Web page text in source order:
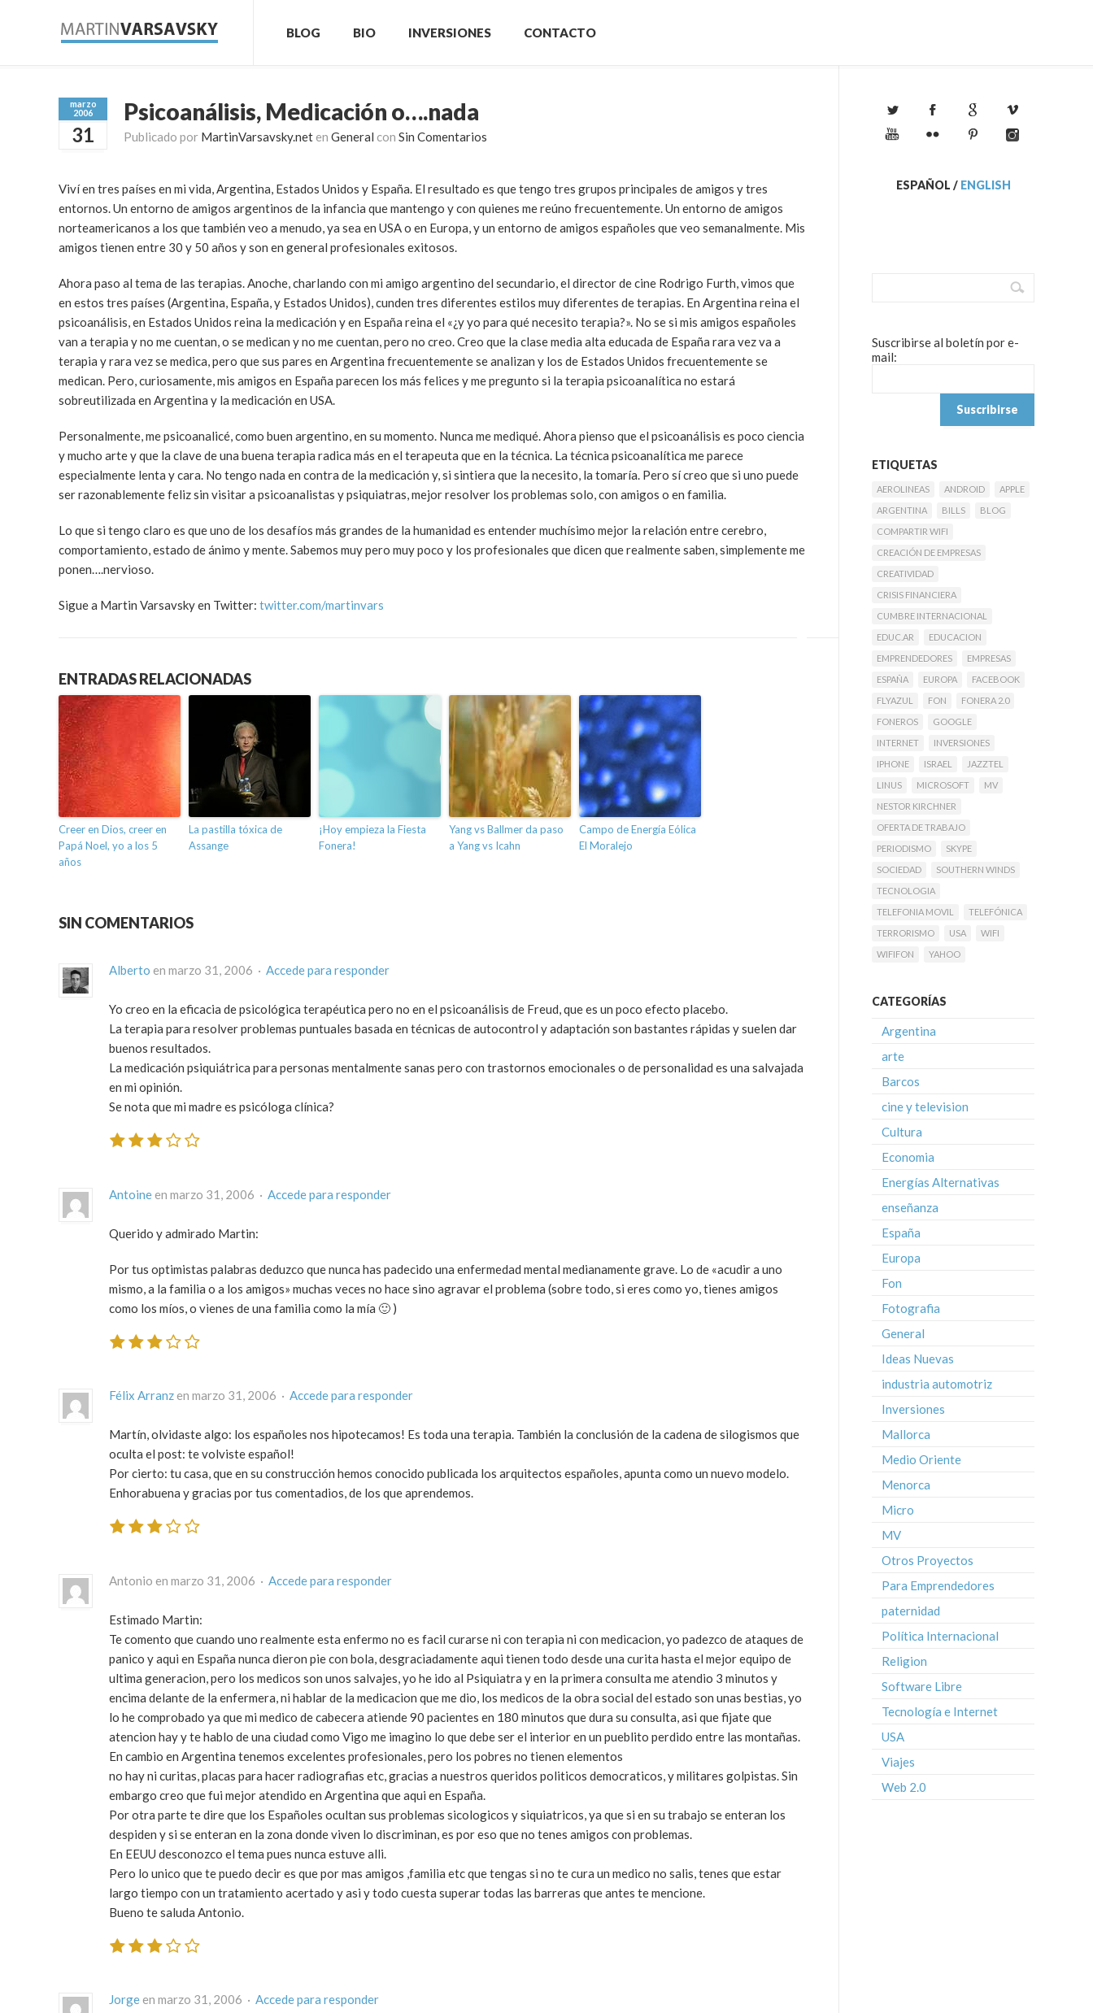
BLOG BIO INVERSIONES CONTACTO
marzo
2006
31
Psicoanálisis, Medicación o….nada
Publicado por MartinVarsavsky.net en General con Sin Comentarios
Viví en tres países en mi vida, Argentina, Estados Unidos y España. El resultado es que tengo tres grupos principales de amigos y tres
entornos. Un entorno de amigos argentinos de la infancia que mantengo y con quienes me reúno frecuentemente. Un entorno de amigos
norteamericanos a los que también veo a menudo, ya sea en USA o en Europa, y un entorno de amigos españoles que veo semanalmente. Mis
amigos tienen entre 30 y 50 años y son en general profesionales exitosos.
Ahora paso al tema de las terapias. Anoche, charlando con mi amigo argentino del secundario, el director de cine Rodrigo Furth, vimos que
en estos tres países (Argentina, España, y Estados Unidos), cunden tres diferentes estilos muy diferentes de terapias. En Argentina reina el
psicoanálisis, en Estados Unidos reina la medicación y en España reina el «¿y yo para qué necesito terapia?». No se si mis amigos españoles
van a terapia y no me cuentan, o se medican y no me cuentan, pero no creo. Creo que la clase media alta educada de España rara vez va a
terapia y rara vez se medica, pero que sus pares en Argentina frecuentemente se analizan y los de Estados Unidos frecuentemente se
medican. Pero, curiosamente, mis amigos en España parecen los más felices y me pregunto si la terapia psicoanalítica no estará
sobreutilizada en Argentina y la medicación en USA.
Personalmente, me psicoanalicé, como buen argentino, en su momento. Nunca me mediqué. Ahora pienso que el psicoanálisis es poco ciencia
y mucho arte y que la clave de una buena terapia radica más en el terapeuta que en la técnica. La técnica psicoanalítica me parece
especialmente lenta y cara. No tengo nada en contra de la medicación y, si sintiera que la necesito, la tomaría. Pero sí creo que si uno puede
ser razonablemente feliz sin visitar a psicoanalistas y psiquiatras, mejor resolver los problemas solo, con amigos o en familia.
Lo que si tengo claro es que uno de los desafíos más grandes de la humanidad es entender muchísimo mejor la relación entre cerebro,
comportamiento, estado de ánimo y mente. Sabemos muy pero muy poco y los profesionales que dicen que realmente saben, simplemente me
ponen….nervioso.
Sigue a Martin Varsavsky en Twitter: twitter.com/martinvars
ENTRADAS RELACIONADAS
Creer en Dios, creer en
Papá Noel, yo a los 5
años
La pastilla tóxica de
Assange
¡Hoy empieza la Fiesta
Fonera!
Yang vs Ballmer da paso
a Yang vs Icahn
Campo de Energía Eólica
El Moralejo
SIN COMENTARIOS
Alberto en marzo 31, 2006 · Accede para responder
Yo creo en la eficacia de psicológica terapéutica pero no en el psicoanálisis de Freud, que es un poco efecto placebo.
La terapia para resolver problemas puntuales basada en técnicas de autocontrol y adaptación son bastantes rápidas y suelen dar
buenos resultados.
La medicación psiquiátrica para personas mentalmente sanas pero con trastornos emocionales o de personalidad es una salvajada
en mi opinión.
Se nota que mi madre es psicóloga clínica?
Antoine en marzo 31, 2006 · Accede para responder
Querido y admirado Martin:
Por tus optimistas palabras deduzco que nunca has padecido una enfermedad mental medianamente grave. Lo de «acudir a uno
mismo, a la familia o a los amigos» muchas veces no hace sino agravar el problema (sobre todo, si eres como yo, tienes amigos
como los míos, o vienes de una familia como la mía 🙂 )
Félix Arranz en marzo 31, 2006 · Accede para responder
Martín, olvidaste algo: los españoles nos hipotecamos! Es toda una terapia. También la conclusión de la cadena de silogismos que
oculta el post: te volviste español!
Por cierto: tu casa, que en su construcción hemos conocido publicada los arquitectos españoles, apunta como un nuevo modelo.
Enhorabuena y gracias por tus comentadios, de los que aprendemos.
Antonio en marzo 31, 2006 · Accede para responder
Estimado Martin:
Te comento que cuando uno realmente esta enfermo no es facil curarse ni con terapia ni con medicacion, yo padezco de ataques de
panico y aqui en España nunca dieron pie con bola, desgraciadamente aqui tienen todo desde una curita hasta el mejor equipo de
ultima generacion, pero los medicos son unos salvajes, yo he ido al Psiquiatra y en la primera consulta me atendio 3 minutos y
encima delante de la enfermera, ni hablar de la medicacion que me dio, los medicos de la obra social del estado son unas bestias, yo
lo he comprobado ya que mi medico de cabecera atiende 90 pacientes en 180 minutos que dura su consulta, asi que fijate que
atencion hay y te hablo de una ciudad como Vigo me imagino lo que debe ser el interior en un pueblito perdido entre las montañas.
En cambio en Argentina tenemos excelentes profesionales, pero los pobres no tienen elementos
no hay ni curitas, placas para hacer radiografias etc, gracias a nuestros queridos politicos democraticos, y militares golpistas. Sin
embargo creo que fui mejor atendido en Argentina que aqui en España.
Por otra parte te dire que los Españoles ocultan sus problemas sicologicos y siquiatricos, ya que si en su trabajo se enteran los
despiden y si se enteran en la zona donde viven lo discriminan, es por eso que no tenes amigos con problemas.
En EEUU desconozco el tema pues nunca estuve alli.
Pero lo unico que te puedo decir es que por mas amigos ,familia etc que tengas si no te cura un medico no salis, tenes que estar
largo tiempo con un tratamiento acertado y asi y todo cuesta superar todas las barreras que antes te mencione.
Bueno te saluda Antonio.
Jorge en marzo 31, 2006 · Accede para responder
ESPAÑOL / ENGLISH
Suscribirse al boletín por e-
mail:
ETIQUETAS
AEROLINEAS ANDROID
APPLE
ARGENTINA
BILLS
BLOG
COMPARTIR WIFI
CREACIÓN DE EMPRESAS
CREATIVIDAD
CRISIS FINANCIERA
CUMBRE INTERNACIONAL
EDUC.AR
EDUCACION
EMPRENDEDORES
EMPRESAS
ESPAÑA
EUROPA
FACEBOOK
FLYAZUL
FON
FONERA 2.0
FONEROS
GOOGLE
INTERNET
INVERSIONES
IPHONE
ISRAEL
JAZZTEL
LINUS
MICROSOFT
MV
NESTOR KIRCHNER
OFERTA DE TRABAJO
PERIODISMO
SKYPE
SOCIEDAD
SOUTHERN WINDS
TECNOLOGIA
TELEFONIA MOVIL
TELEFÓNICA
TERRORISMO
USA
WIFI
WIFIFON
YAHOO
CATEGORÍAS
Argentina
arte
Barcos
cine y television
Cultura
Economia
Energías Alternativas
enseñanza
España
Europa
Fon
Fotografia
General
Ideas Nuevas
industria automotriz
Inversiones
Mallorca
Medio Oriente
Menorca
Micro
MV
Otros Proyectos
Para Emprendedores
paternidad
Política Internacional
Religion
Software Libre
Tecnología e Internet
USA
Viajes
Web 2.0